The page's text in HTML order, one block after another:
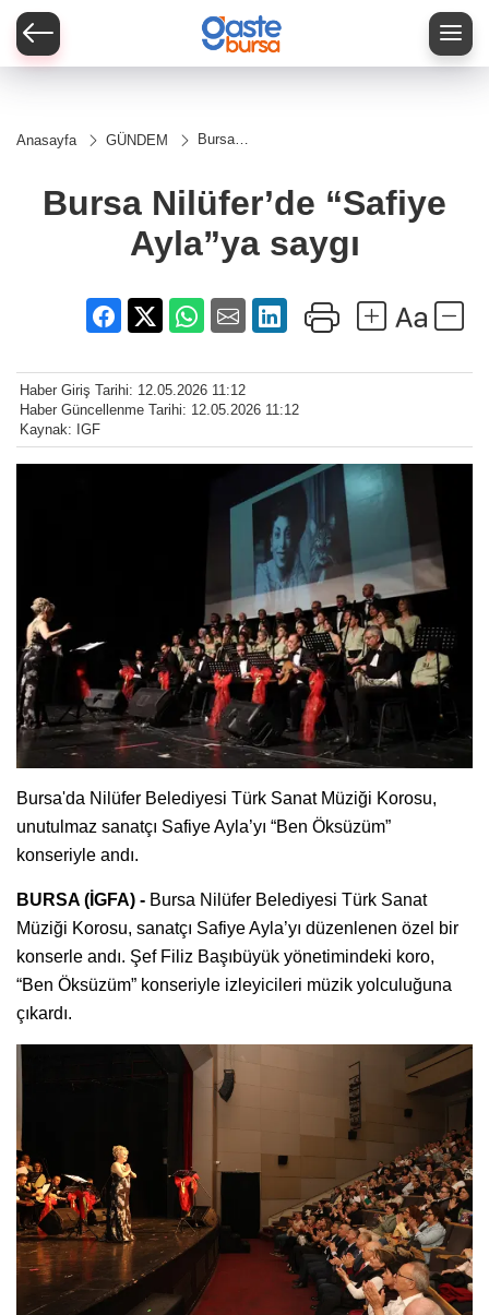
Anasayfa GÜNDEM
Bursa
Ayla”ya
saygı
Bursa Nilüfer’de “Safiye
Ayla”ya saygı
Haber Giriş Tarihi: 12.05.2026 11:12
Haber Güncellenme Tarihi: 12.05.2026 11:12
Kaynak: IGF
Bursa'da Nilüfer Belediyesi Türk Sanat Müziği Korosu,
unutulmaz sanatçı Safiye Ayla’yı “Ben Öksüzüm”
konseriyle andı.
BURSA (İGFA) - Bursa Nilüfer Belediyesi Türk Sanat
Müziği Korosu, sanatçı Safiye Ayla’yı düzenlenen özel bir
konserle andı. Şef Filiz Başıbüyük yönetimindeki koro,
“Ben Öksüzüm” konseriyle izleyicileri müzik yolculuğuna
çıkardı.